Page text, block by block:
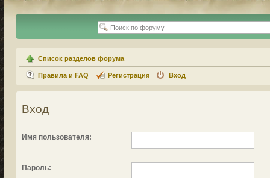
Список разделов форума
Правила и FAQ Регистрация Вход
Вход
Имя пользователя:
Пароль: